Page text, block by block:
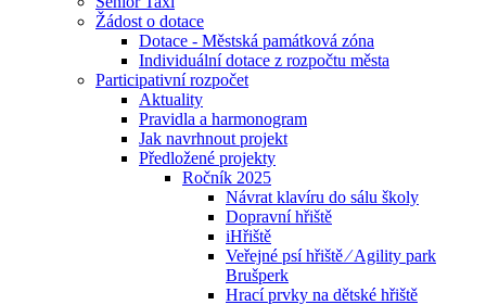
Žádost o dotace
Dotace - Městská památková zóna
Individuální dotace z rozpočtu města
Participativní rozpočet
Aktuality
Pravidla a harmonogram
Jak navrhnout projekt
Předložené projekty
Ročník 2025
Návrat klavíru do sálu školy
Dopravní hřiště
iHřiště
Veřejné psí hřiště ⁄ Agility park
Brušperk
Hrací prvky na dětské hřiště